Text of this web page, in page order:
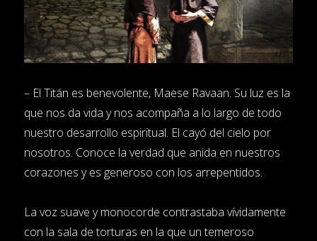
– El Titán es benevolente, Maese Ravaan. Su luz es la
que nos da vida y nos acompaña a lo largo de todo
nuestro desarrollo espiritual. El cayó del cielo por
nosotros. Conoce la verdad que anida en nuestros
corazones y es generoso con los arrepentidos.
La voz suave y monocorde contrastaba vívidamente
con la sala de torturas en la que un temeroso